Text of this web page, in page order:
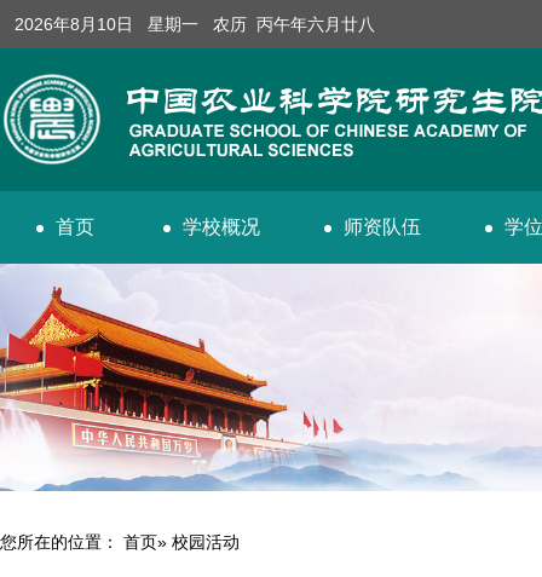
2026年8月10日 星期一 农历 丙午年六月廿八
首页 学校概况 师资队伍 学
您所在的位置： 首页» 校园活动